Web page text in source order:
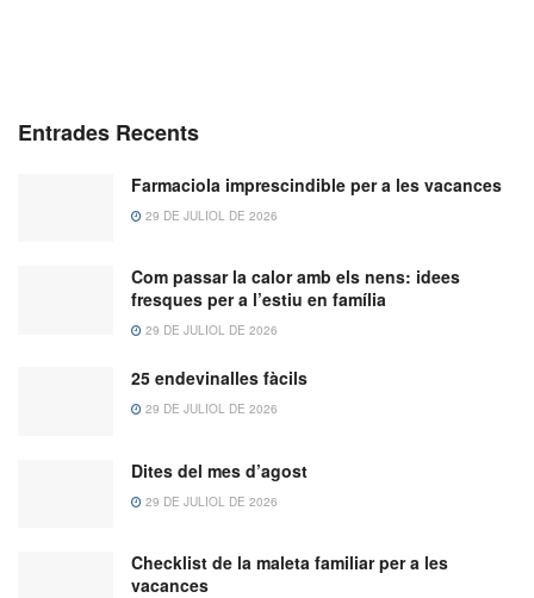
Entrades Recents
Farmaciola imprescindible per a les vacances
29 DE JULIOL DE 2026
Com passar la calor amb els nens: idees
fresques per a l’estiu en família
29 DE JULIOL DE 2026
25 endevinalles fàcils
29 DE JULIOL DE 2026
Dites del mes d’agost
29 DE JULIOL DE 2026
Checklist de la maleta familiar per a les
vacances